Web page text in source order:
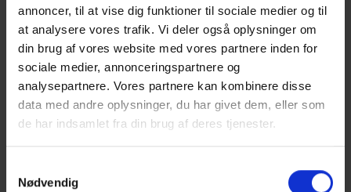
annoncer, til at vise dig funktioner til sociale medier og til
at analysere vores trafik. Vi deler også oplysninger om
din brug af vores website med vores partnere inden for
sociale medier, annonceringspartnere og
analysepartnere. Vores partnere kan kombinere disse
data med andre oplysninger, du har givet dem, eller som
de har indsamlet fra din brug af deres tjenester.
Nødvendig
Modtagelse på Frederikshavn Stadion efter
oprykningskamp i Horsens 1976
FV:John Thomsen, Tage Sønderby, Preben
Sørensen, Per Thomsen, Jens Mathiasen, Pauli
Steffensen, Ruben Christiansen, Jens Jørgen